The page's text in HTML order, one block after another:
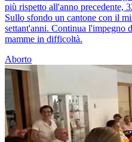
più rispetto all'anno precedente,
Sullo sfondo un cantone con il
settant'anni. Continua l'impegno
mamme in difficoltà.
Aborto